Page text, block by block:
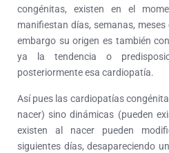
congénitas, existen en el
manifiestan días, semanas,
embargo su origen es también
ya la tendencia o
posteriormente esa cardiopatía.
Así pues las cardiopatías
nacer) sinodinámicas (pueden
existen al nacer pueden
siguientes días, desapareciendo